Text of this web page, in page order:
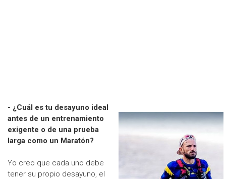
- ¿Cuál es tu desayuno ideal
antes de un entrenamiento
exigente o de una prueba
larga como un Maratón?
Yo creo que cada uno debe
tener su propio desayuno, el